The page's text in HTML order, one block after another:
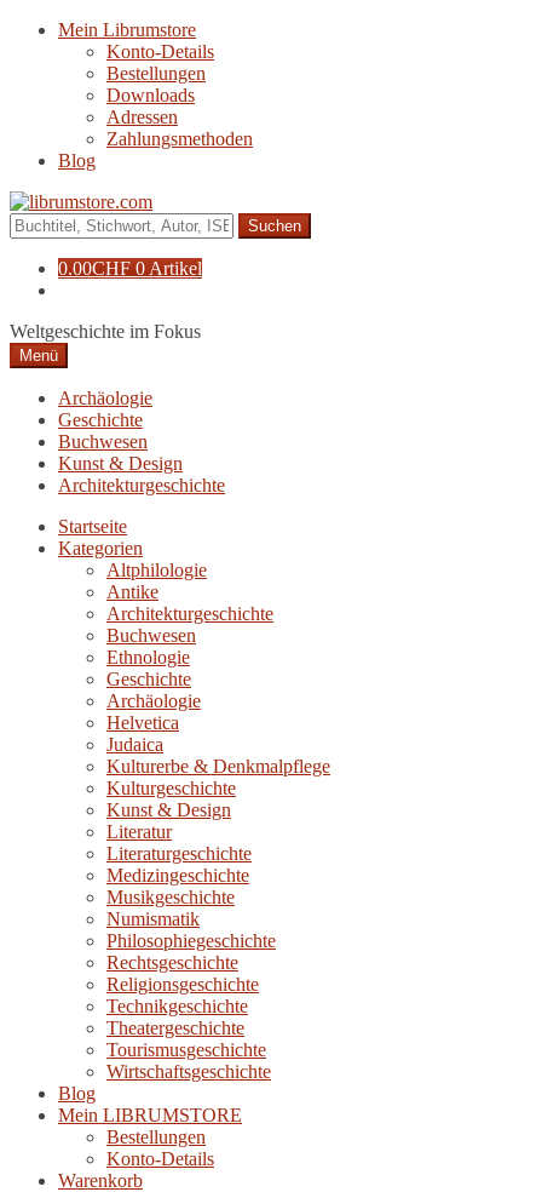
Navigation
Zum
Mein Librumstore
Konto-Details
Bestellungen
Downloads
Adressen
Zahlungsmethoden
Blog
Suche
nach:
0.00CHF 0 Artikel
Weltgeschichte im Fokus
Menü
Archäologie
Geschichte
Buchwesen
Kunst & Design
Architekturgeschichte
Startseite
Kategorien
Altphilologie
Antike
Architekturgeschichte
Buchwesen
Ethnologie
Geschichte
Archäologie
Helvetica
Judaica
Kulturerbe & Denkmalpflege
Kulturgeschichte
Kunst & Design
Literatur
Literaturgeschichte
Medizingeschichte
Musikgeschichte
Numismatik
Philosophiegeschichte
Rechtsgeschichte
Religionsgeschichte
Technikgeschichte
Theatergeschichte
Tourismusgeschichte
Wirtschaftsgeschichte
Blog
Mein LIBRUMSTORE
Bestellungen
Konto-Details
Warenkorb